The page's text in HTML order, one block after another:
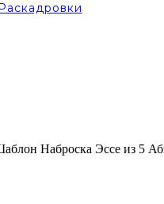
Наброска Эссе из 5